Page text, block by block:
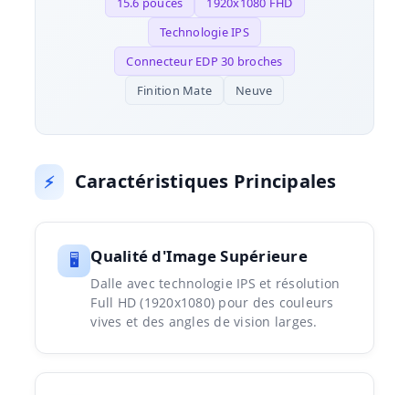
Technologie IPS
Connecteur EDP 30 broches
Finition Mate
Neuve
⚡ Caractéristiques Principales
🖥️ Qualité d'Image Supérieure
Dalle avec technologie IPS et résolution
Full HD (1920x1080) pour des couleurs
vives et des angles de vision larges.